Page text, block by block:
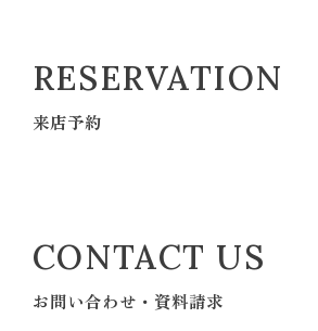
RESERVATION
来店予約
CONTACT US
お問い合わせ・資料請求